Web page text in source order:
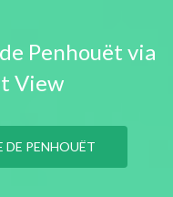
Penhouët via
View
DE PENHOUËT